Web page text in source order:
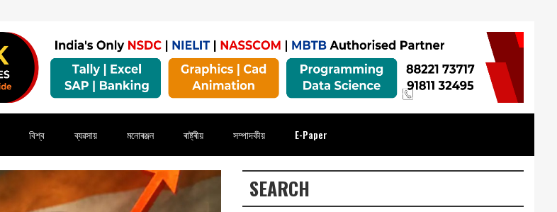
বিশ্ব ব্যৱসায় মনোৰঞ্জন ৰাষ্ট্ৰীয় সম্পাদকীয় E-Paper
SEARCH